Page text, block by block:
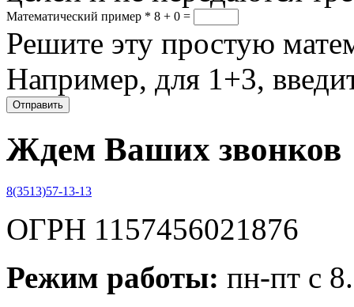
Математический пример * 8 + 0 =
Решите эту простую
Например, для 1+3,
Ждем Ваших звонков
8(3513)57-13-13
ОГРН 1157456021876
Режим работы: пн-пт с